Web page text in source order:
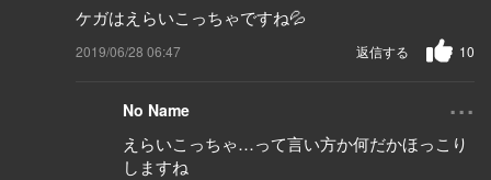
ケガはえらいこっちゃですね💦
2019/06/28 06:47 10
返信する
No Name ...
えらいこっちゃ…って言い方か何だかほっこり
しますね